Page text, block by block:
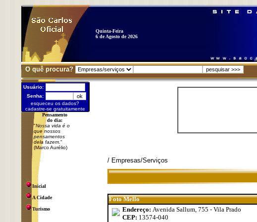
Quinta-Feira
6 de Agosto de 2026
O quê procura?
Usuário:
Senha:
esqueceu os dados?
cadastre-se gratuitamente
Pensamento
do dia:
"Nossa vida é o
que nossos
pensamentos
dela fazem. "
(Marco Aurélio)
Inicial
A Cidade
Turismo
/ Empresas/Serviços
Foto Mello
Endereço: Avenida Sallum, 755 - Vila Prado
CEP: 13574-040